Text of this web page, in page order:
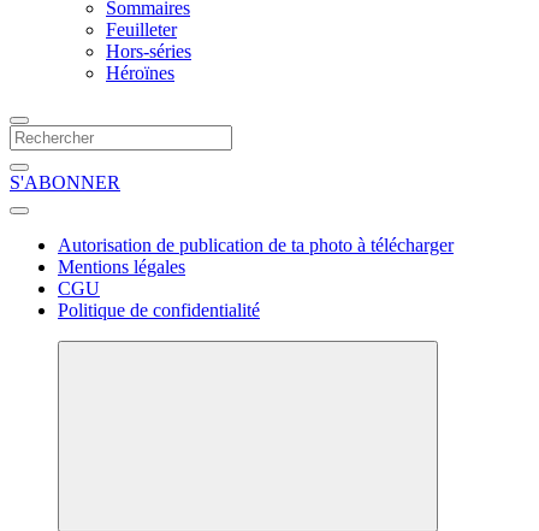
Sommaires
Feuilleter
Hors-séries
Héroïnes
S'ABONNER
Autorisation de publication de ta photo à télécharger
Mentions légales
CGU
Politique de confidentialité